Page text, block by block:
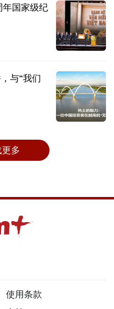
国家级纪
与“我们
多
使用条款